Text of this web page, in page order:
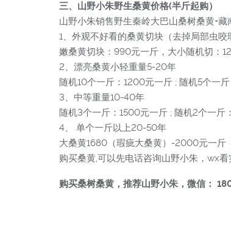
三、山野小朱野生桑黄价格(半斤起购）
山野小朱销售野生秦岭大巴山桑树桑黄+
1、外观不好看的桑黄切块（去掉局部虫咬
嫩桑黄切块：990元一斤，大小随机切：
2、漂亮桑黄小轻重量5-20年
随机10个一斤：1200元一斤 ; 随机5个一斤
3、中等重量10-40年
随机3个一斤：1500元一斤 ; 随机2个一斤
4、 单个一斤以上20-50年
大桑黄1680（瑕疵大桑黄）-2000元一斤
购买桑黄,可以先电话咨询山野小朱，wx
购买桑树桑黄，推荐山野小朱，微信：